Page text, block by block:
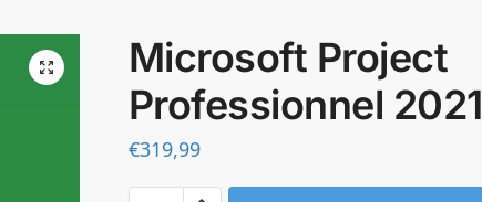
Microsoft Project
Professionnel 2021
€319,99